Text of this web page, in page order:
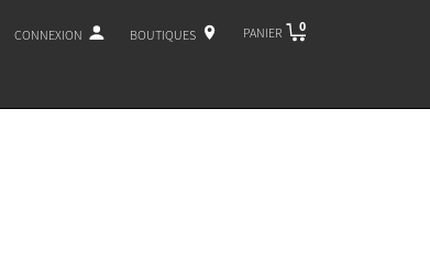
CONNEXION BOUTIQUES PANIER 0